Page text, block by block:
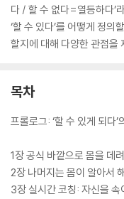
다 / 할 수 없다=열등하다’
‘할 수 있다’를 어떻게 정
할지에 대해 다양한 관점을
목차
프롤로그: ‘할 수 있게 되다’
1장 공식 바깥으로 몸을 데
2장 나머지는 몸이 알아서
3장 실시간 코칭: 자신을 속